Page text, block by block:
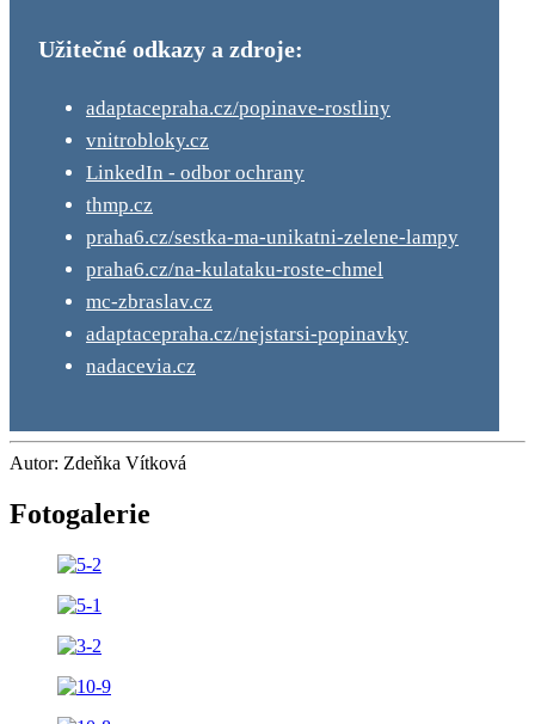
Užitečné odkazy a zdroje:
adaptacepraha.cz/popinave-rostliny
vnitrobloky.cz
LinkedIn - odbor ochrany
thmp.cz
praha6.cz/sestka-ma-unikatni-zelene-lampy
praha6.cz/na-kulataku-roste-chmel
mc-zbraslav.cz
adaptacepraha.cz/nejstarsi-popinavky
nadacevia.cz
Autor: Zdeňka Vítková
Fotogalerie